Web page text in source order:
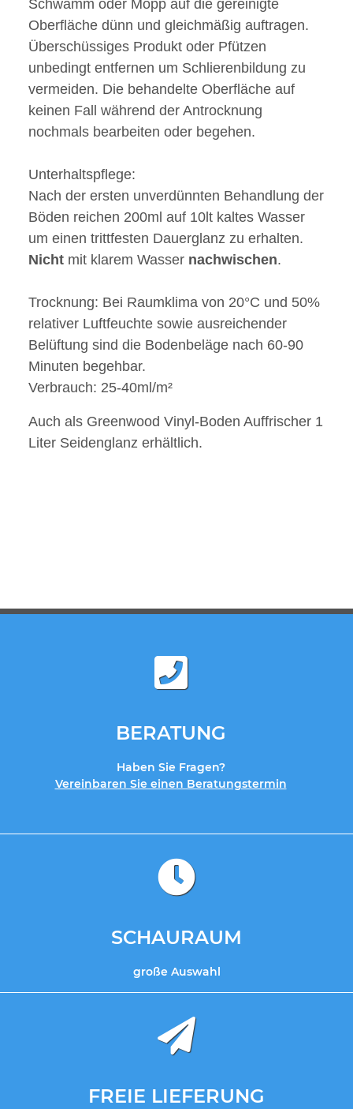
Schwamm oder Mopp auf die gereinigte
Oberfläche dünn und gleichmäßig auftragen.
Überschüssiges Produkt oder Pfützen
unbedingt entfernen um Schlierenbildung zu
vermeiden. Die behandelte Oberfläche auf
keinen Fall während der Antrocknung
nochmals bearbeiten oder begehen.
Unterhaltspflege:
Nach der ersten unverdünnten Behandlung der
Böden reichen 200ml auf 10lt kaltes Wasser
um einen trittfesten Dauerglanz zu erhalten.
Nicht mit klarem Wasser nachwischen.
Trocknung: Bei Raumklima von 20°C und 50%
relativer Luftfeuchte sowie ausreichender
Belüftung sind die Bodenbeläge nach 60-90
Minuten begehbar.
Verbrauch: 25-40ml/m²
Auch als Greenwood Vinyl-Boden Auffrischer 1
Liter Seidenglanz erhältlich.
BERATUNG
Haben Sie Fragen?
Vereinbaren Sie einen Beratungstermin
SCHAURAUM
große Auswahl
FREIE LIEFERUNG